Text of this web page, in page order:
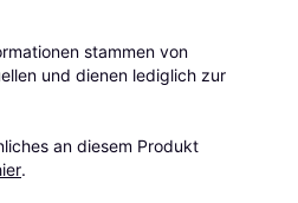
stammen von
und dienen lediglich zur
an diesem Produkt
.